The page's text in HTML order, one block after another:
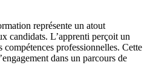
représente un atout
candidats. L’apprenti perçoit un
compétences professionnelles. Cette
dans un parcours de